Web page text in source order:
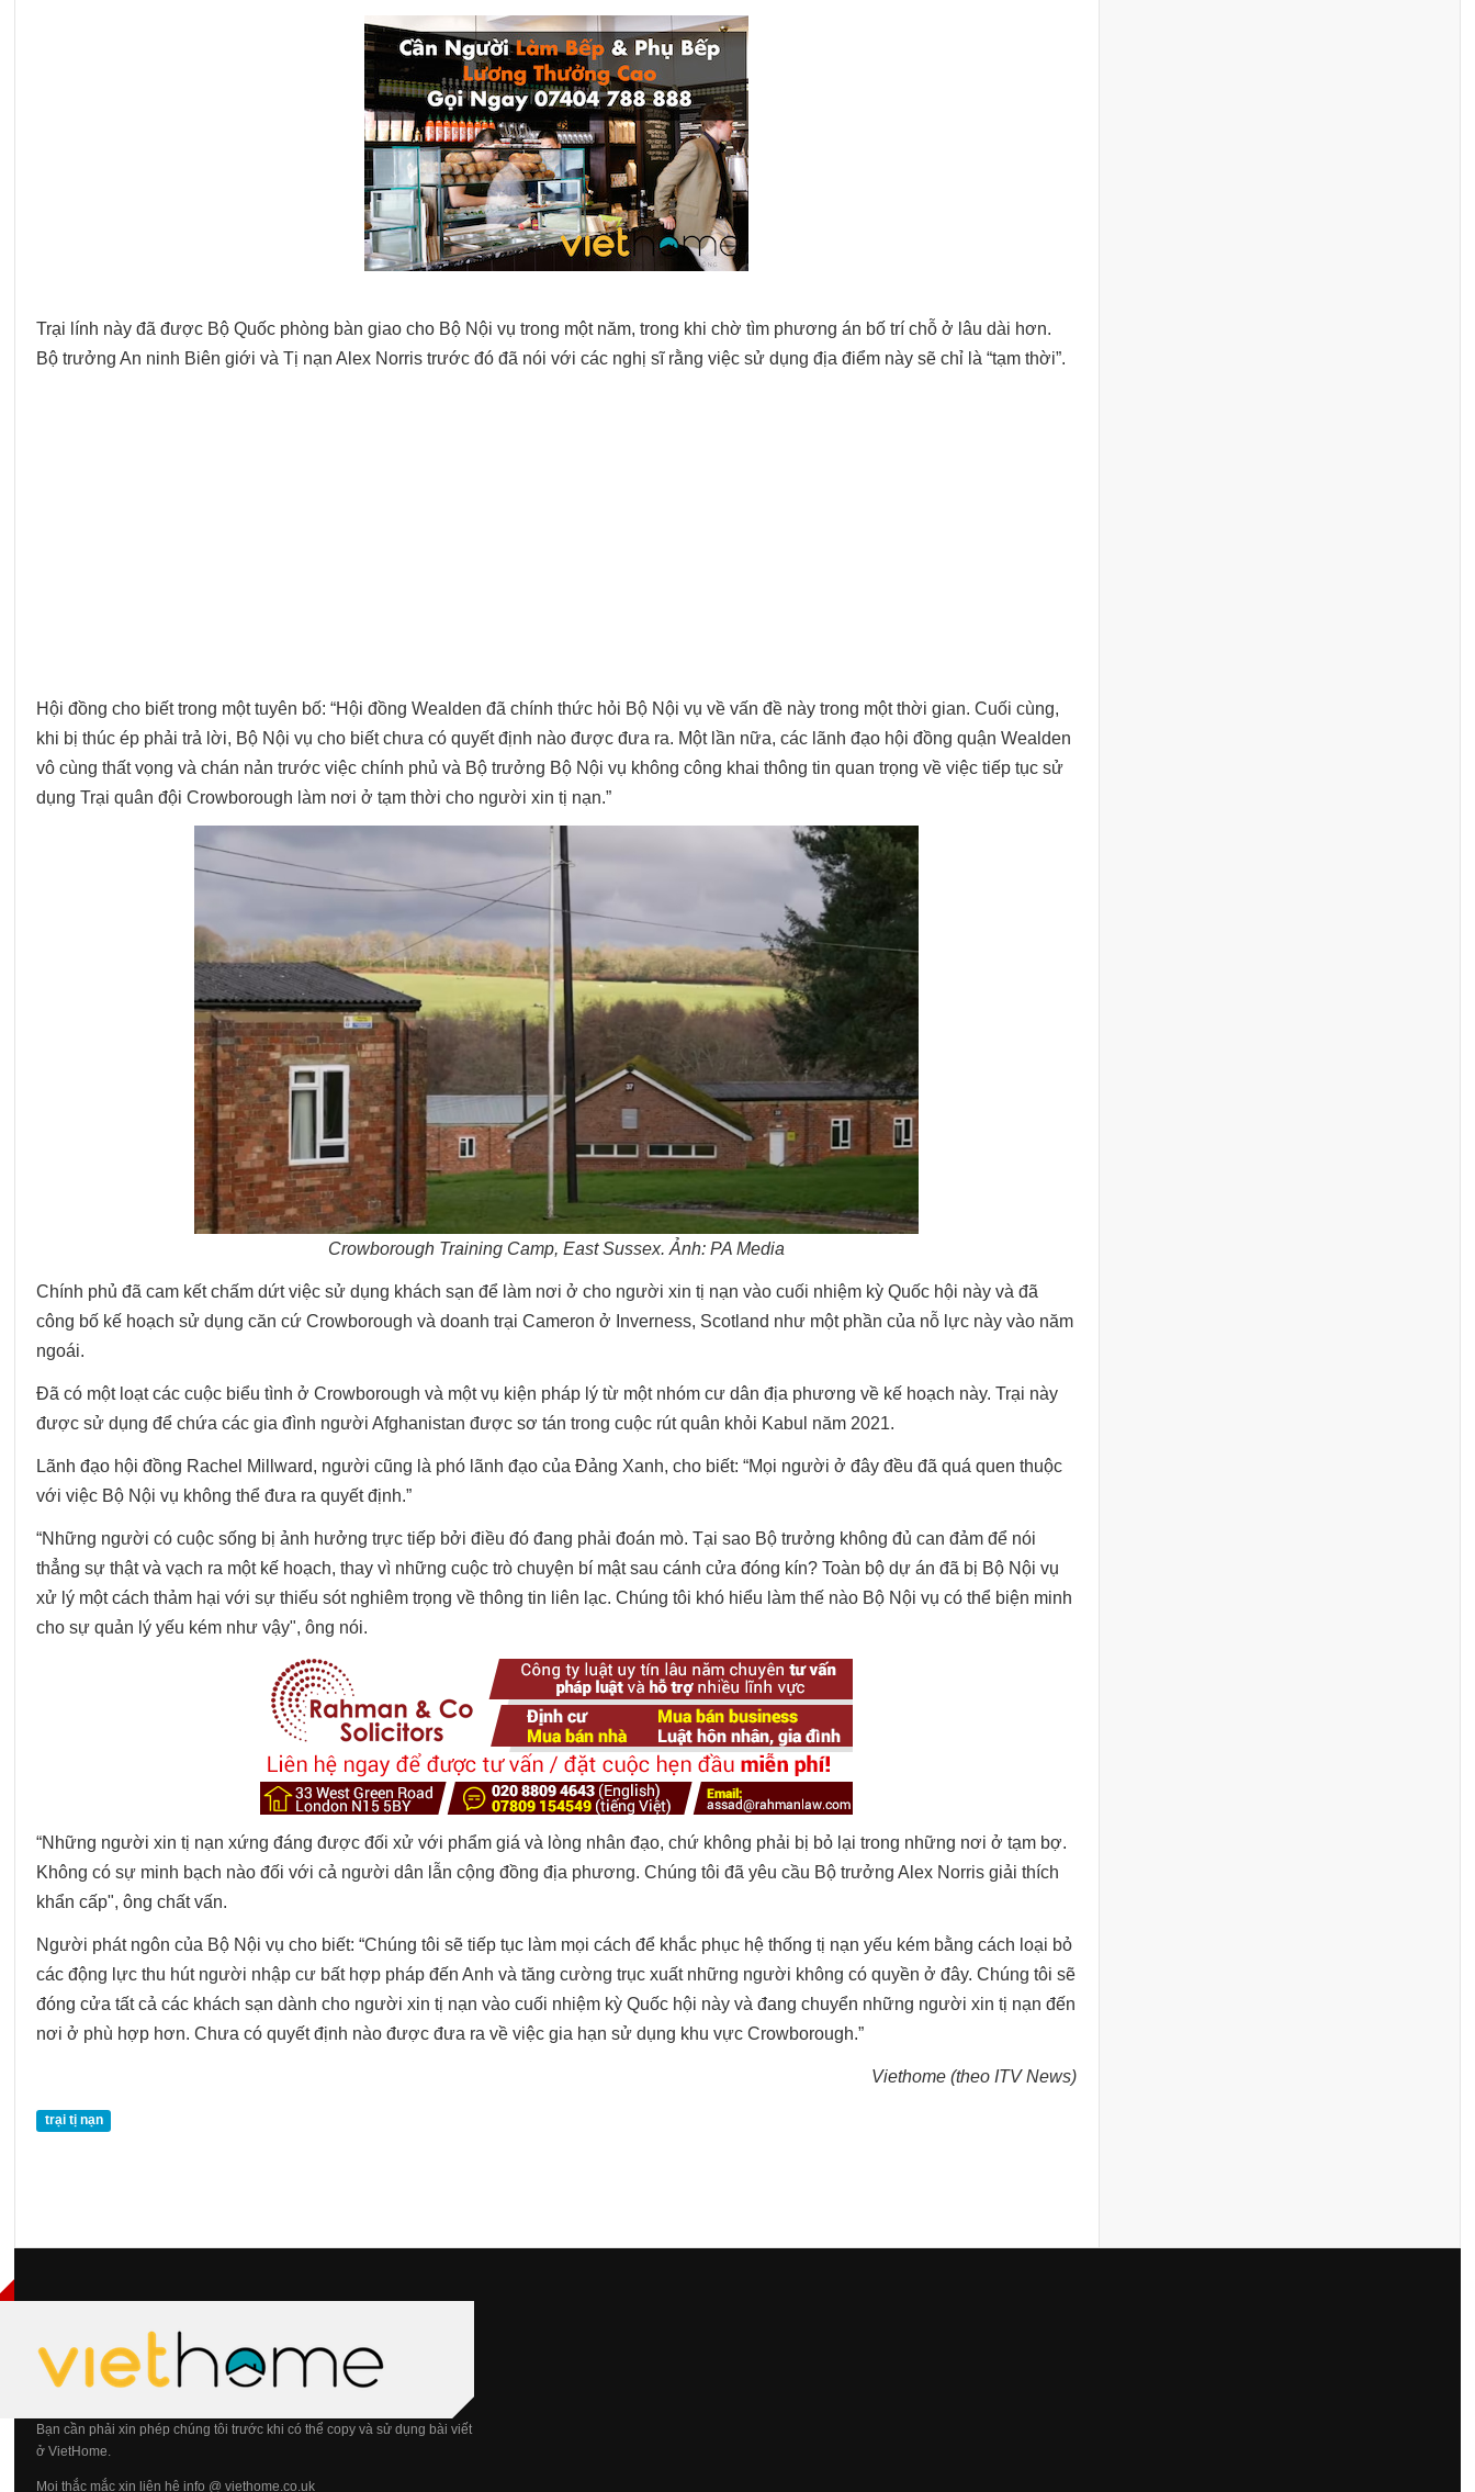
Trại lính này đã được Bộ Quốc phòng bàn giao cho Bộ Nội vụ trong một năm, trong khi chờ tìm phương án bố trí chỗ ở lâu dài hơn.
Bộ trưởng An ninh Biên giới và Tị nạn Alex Norris trước đó đã nói với các nghị sĩ rằng việc sử dụng địa điểm này sẽ chỉ là “tạm thời”.
Hội đồng cho biết trong một tuyên bố: “Hội đồng Wealden đã chính thức hỏi Bộ Nội vụ về vấn đề này trong một thời gian. Cuối cùng,
khi bị thúc ép phải trả lời, Bộ Nội vụ cho biết chưa có quyết định nào được đưa ra. Một lần nữa, các lãnh đạo hội đồng quận Wealden
vô cùng thất vọng và chán nản trước việc chính phủ và Bộ trưởng Bộ Nội vụ không công khai thông tin quan trọng về việc tiếp tục sử
dụng Trại quân đội Crowborough làm nơi ở tạm thời cho người xin tị nạn.”
Crowborough Training Camp, East Sussex. Ảnh: PA Media
Chính phủ đã cam kết chấm dứt việc sử dụng khách sạn để làm nơi ở cho người xin tị nạn vào cuối nhiệm kỳ Quốc hội này và đã
công bố kế hoạch sử dụng căn cứ Crowborough và doanh trại Cameron ở Inverness, Scotland như một phần của nỗ lực này vào năm
ngoái.
Đã có một loạt các cuộc biểu tình ở Crowborough và một vụ kiện pháp lý từ một nhóm cư dân địa phương về kế hoạch này. Trại này
được sử dụng để chứa các gia đình người Afghanistan được sơ tán trong cuộc rút quân khỏi Kabul năm 2021.
Lãnh đạo hội đồng Rachel Millward, người cũng là phó lãnh đạo của Đảng Xanh, cho biết: “Mọi người ở đây đều đã quá quen thuộc
với việc Bộ Nội vụ không thể đưa ra quyết định.”
“Những người có cuộc sống bị ảnh hưởng trực tiếp bởi điều đó đang phải đoán mò. Tại sao Bộ trưởng không đủ can đảm để nói
thẳng sự thật và vạch ra một kế hoạch, thay vì những cuộc trò chuyện bí mật sau cánh cửa đóng kín? Toàn bộ dự án đã bị Bộ Nội vụ
xử lý một cách thảm hại với sự thiếu sót nghiêm trọng về thông tin liên lạc. Chúng tôi khó hiểu làm thế nào Bộ Nội vụ có thể biện minh
cho sự quản lý yếu kém như vậy", ông nói.
“Những người xin tị nạn xứng đáng được đối xử với phẩm giá và lòng nhân đạo, chứ không phải bị bỏ lại trong những nơi ở tạm bợ.
Không có sự minh bạch nào đối với cả người dân lẫn cộng đồng địa phương. Chúng tôi đã yêu cầu Bộ trưởng Alex Norris giải thích
khẩn cấp", ông chất vấn.
Người phát ngôn của Bộ Nội vụ cho biết: “Chúng tôi sẽ tiếp tục làm mọi cách để khắc phục hệ thống tị nạn yếu kém bằng cách loại bỏ
các động lực thu hút người nhập cư bất hợp pháp đến Anh và tăng cường trục xuất những người không có quyền ở đây. Chúng tôi sẽ
đóng cửa tất cả các khách sạn dành cho người xin tị nạn vào cuối nhiệm kỳ Quốc hội này và đang chuyển những người xin tị nạn đến
nơi ở phù hợp hơn. Chưa có quyết định nào được đưa ra về việc gia hạn sử dụng khu vực Crowborough.”
Viethome (theo ITV News)
trại tị nạn
Bạn cần phải xin phép chúng tôi trước khi có thể copy và sử dụng bài viết
ở VietHome.
Mọi thắc mắc xin liên hệ info @ viethome.co.uk